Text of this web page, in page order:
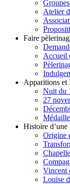
Atelier
Faire
Accueil
Apparitions et
Nuit du
27
Histoire
Origine
Vincent
Louise